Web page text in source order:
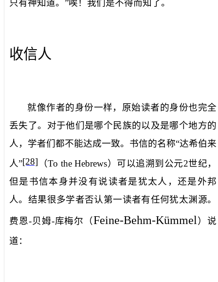
只有神知道。”唉！我们是不得而知了。
收信人
就像作者的身份一样，原始读者的身份也完全
丢失了。对于他们是哪个民族的以及是哪个地方的
人，学者们都不能达成一致。书信的名称“达希伯来
人”[28] （To the Hebrews）可以追溯到公元2世纪，
但是书信本身并没有说读者是犹太人，还是外邦
人。结果很多学者否认第一读者有任何犹太渊源。
费恩-贝姆-库梅尔（Feine-Behm-Kümmel ）说
道：